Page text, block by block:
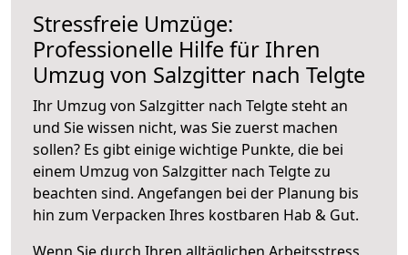
Stressfreie Umzüge:
Professionelle Hilfe für Ihren
Umzug von Salzgitter nach Telgte
Ihr Umzug von Salzgitter nach Telgte steht an
und Sie wissen nicht, was Sie zuerst machen
sollen? Es gibt einige wichtige Punkte, die bei
einem Umzug von Salzgitter nach Telgte zu
beachten sind. Angefangen bei der Planung bis
hin zum Verpacken Ihres kostbaren Hab & Gut.